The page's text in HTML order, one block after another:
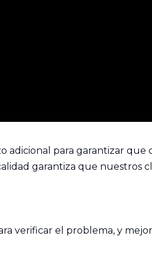
para garantizar que
garantiza que nuestros
verificar el problema, y